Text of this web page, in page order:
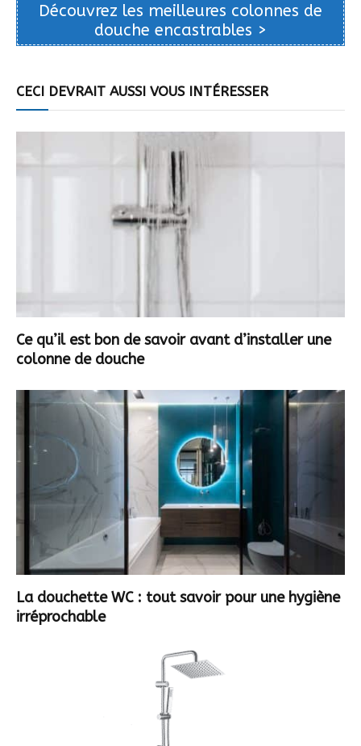
Découvrez les meilleures colonnes de
douche encastrables >
CECI DEVRAIT AUSSI VOUS INTÉRESSER
Ce qu’il est bon de savoir avant d’installer une
colonne de douche
La douchette WC : tout savoir pour une hygiène
irréprochable